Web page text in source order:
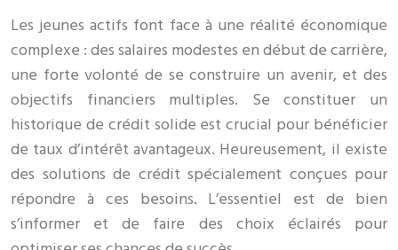
Les jeunes actifs font face à une réalité économique
complexe : des salaires modestes en début de carrière,
une forte volonté de se construire un avenir, et des
objectifs financiers multiples. Se constituer un
historique de crédit solide est crucial pour bénéficier
de taux d’intérêt avantageux. Heureusement, il existe
des solutions de crédit spécialement conçues pour
répondre à ces besoins. L’essentiel est de bien
s’informer et de faire des choix éclairés pour